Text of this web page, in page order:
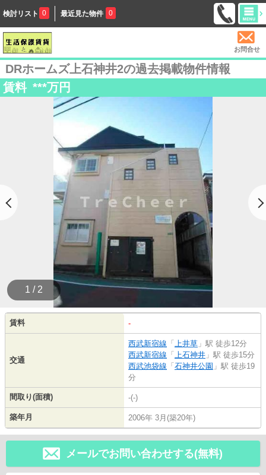
検討リスト 0 最近見た物件 0
お問合せ
DRホームズ上石神井2の過去掲載物件情報
賃料 ***万円
1 / 2
賃料 -
交通
西武新宿線 「 上井草 」駅 徒歩12分
西武新宿線 「 上石神井 」駅 徒歩15分
西武池袋線 「 石神井公園 」駅 徒歩19
分
間取り(面積) -(-)
築年月 2006年 3月(築20年)
メールでお問い合わせする(無料)